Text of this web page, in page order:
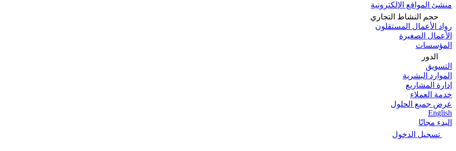
منشئ المواقع الإلكترونية
حجم النشاط التجاري
رواد الأعمال المستقلون
الأعمال الصغيرة
المؤسسات
الدور
التسويق
الموارد البشرية
إدارة المشاريع
خدمة العملاء
عرض جميع الحلول
English
البدء مجانًا
تسجيل الدخول